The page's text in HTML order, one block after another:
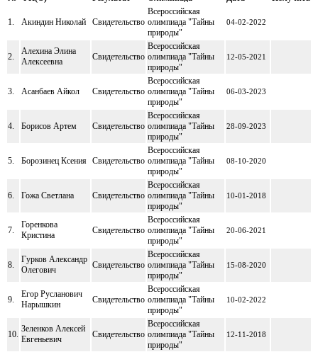
1. Акиндин Николай Свидетельство
Всероссийская
олимпиада "Тайны
природы"
04-02-2022
2.
Алехина Элина
Алексеевна
Свидетельство
Всероссийская
олимпиада "Тайны
природы"
12-05-2021
3. Асанбаев Айкол Свидетельство
Всероссийская
олимпиада "Тайны
природы"
06-03-2023
4. Борисов Артем Свидетельство
Всероссийская
олимпиада "Тайны
природы"
28-09-2023
5. Борозинец Ксения Свидетельство
Всероссийская
олимпиада "Тайны
природы"
08-10-2020
6. Гожа Светлана Свидетельство
Всероссийская
олимпиада "Тайны
природы"
10-01-2018
7.
Горенкова
Кристина
Свидетельство
Всероссийская
олимпиада "Тайны
природы"
20-06-2021
8.
Гурков Александр
Олегович
Свидетельство
Всероссийская
олимпиада "Тайны
природы"
15-08-2020
9.
Егор Русланович
Нарышкин
Свидетельство
Всероссийская
олимпиада "Тайны
природы"
10-02-2022
10.
Зеленков Алексей
Евгеньевич
Свидетельство
Всероссийская
олимпиада "Тайны
природы"
12-11-2018